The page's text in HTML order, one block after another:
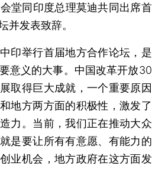
堂同印度总理莫迪共同出席首
并发表致辞。
举行首届地方合作论坛，是
意义的大事。中国改革开放30
取得巨大成就，一个重要原因
地方两方面的积极性，激发了
力。当前，我们正在推动大众
是要让所有有意愿、有能力的
业机会，地方政府在这方面发